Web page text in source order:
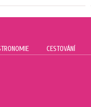
CESTOVÁNÍ